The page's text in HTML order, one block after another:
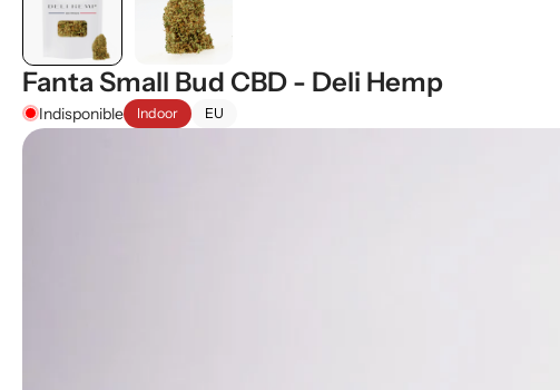
Fanta Small Bud CBD - Deli Hemp
Indisponible Indoor EU